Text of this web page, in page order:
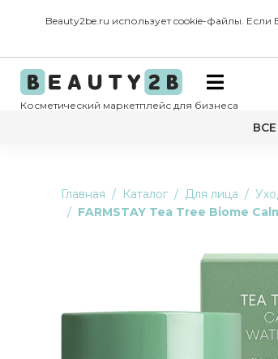
Beauty2be.ru использует cookie-файлы.
Косметический маркетплейс для бизнеса
Главная Каталог Для лица
FARMSTAY Tea Tree Biome